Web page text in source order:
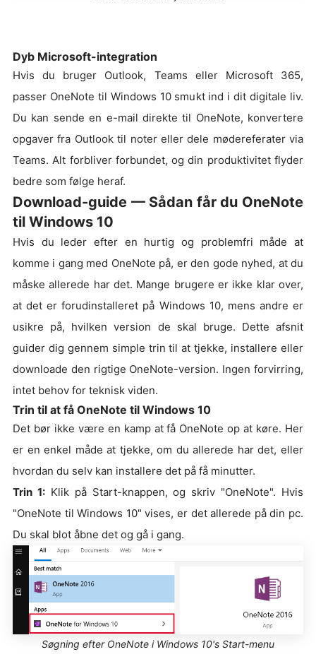
Dyb Microsoft-integration
Hvis du bruger Outlook, Teams eller Microsoft 365,
passer OneNote til Windows 10 smukt ind i dit digitale liv.
Du kan sende en e-mail direkte til OneNote, konvertere
opgaver fra Outlook til noter eller dele mødereferater via
Teams. Alt forbliver forbundet, og din produktivitet flyder
bedre som følge heraf.
Download-guide — Sådan får du OneNote
til Windows 10
Hvis du leder efter en hurtig og problemfri måde at
komme i gang med OneNote på, er den gode nyhed, at du
måske allerede har det. Mange brugere er ikke klar over,
at det er forudinstalleret på Windows 10, mens andre er
usikre på, hvilken version de skal bruge. Dette afsnit
guider dig gennem simple trin til at tjekke, installere eller
downloade den rigtige OneNote-version. Ingen forvirring,
intet behov for teknisk viden.
Trin til at få OneNote til Windows 10
Det bør ikke være en kamp at få OneNote op at køre. Her
er en enkel måde at tjekke, om du allerede har det, eller
hvordan du selv kan installere det på få minutter.
Trin 1:Klik på Start-knappen, og skriv "OneNote". Hvis
"OneNote til Windows 10" vises, er det allerede på din pc.
Du skal blot åbne det og gå i gang.
Søgning efter OneNote i Windows 10's Start-menu